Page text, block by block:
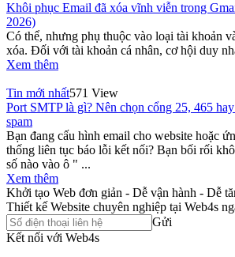
Khôi phục Email đã xóa vĩnh viễn trong
2026)
Có thể, nhưng phụ thuộc vào loại tài khoản
xóa. Đối với tài khoản cá nhân, cơ hội duy
Xem thêm
Tin mới nhất571 View
Port SMTP là gì? Nên chọn cổng 25, 465
spam
Bạn đang cấu hình email cho website hoặc
thống liên tục báo lỗi kết nối? Bạn bối rối
số nào vào ô " ...
Xem thêm
Khởi tạo Web đơn giản - Dễ vận hành - Dễ
Thiết kế Website chuyên nghiệp tại Web4s
Gửi
Kết nối với Web4s